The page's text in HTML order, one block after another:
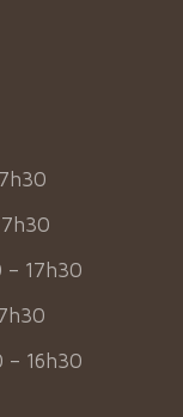
– 17h30
– 16h30